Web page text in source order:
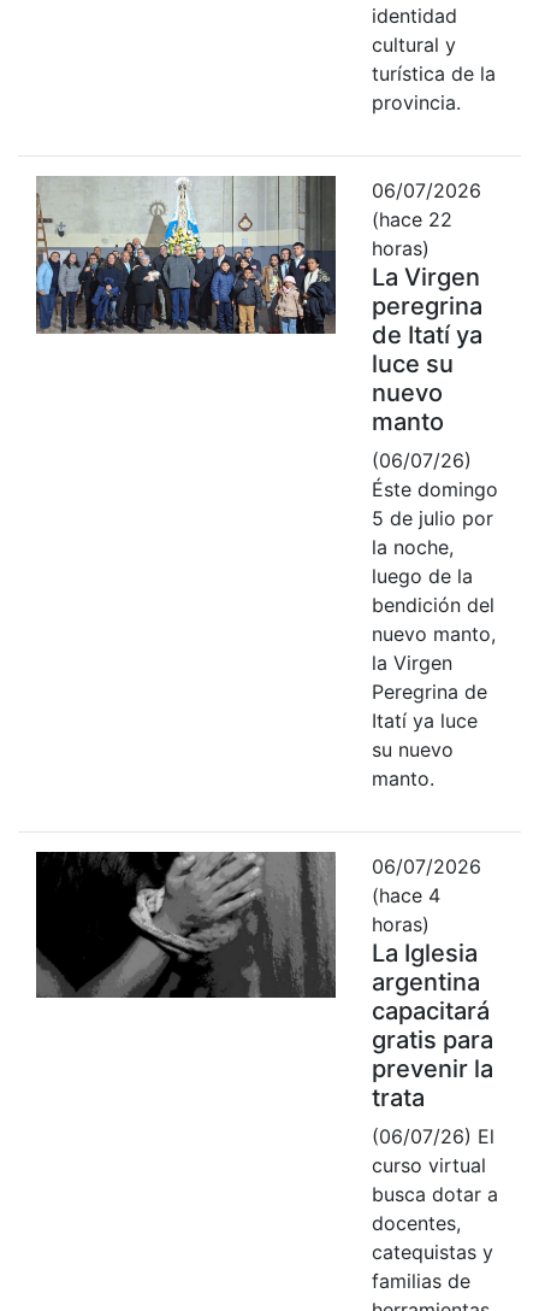
identidad
cultural y
turística de la
provincia.
06/07/2026
(hace 22
horas)
La Virgen
peregrina
de Itatí ya
luce su
nuevo
manto
(06/07/26)
Éste domingo
5 de julio por
la noche,
luego de la
bendición del
nuevo manto,
la Virgen
Peregrina de
Itatí ya luce
su nuevo
manto.
06/07/2026
(hace 4
horas)
La Iglesia
argentina
capacitará
gratis para
prevenir la
trata
(06/07/26) El
curso virtual
busca dotar a
docentes,
catequistas y
familias de